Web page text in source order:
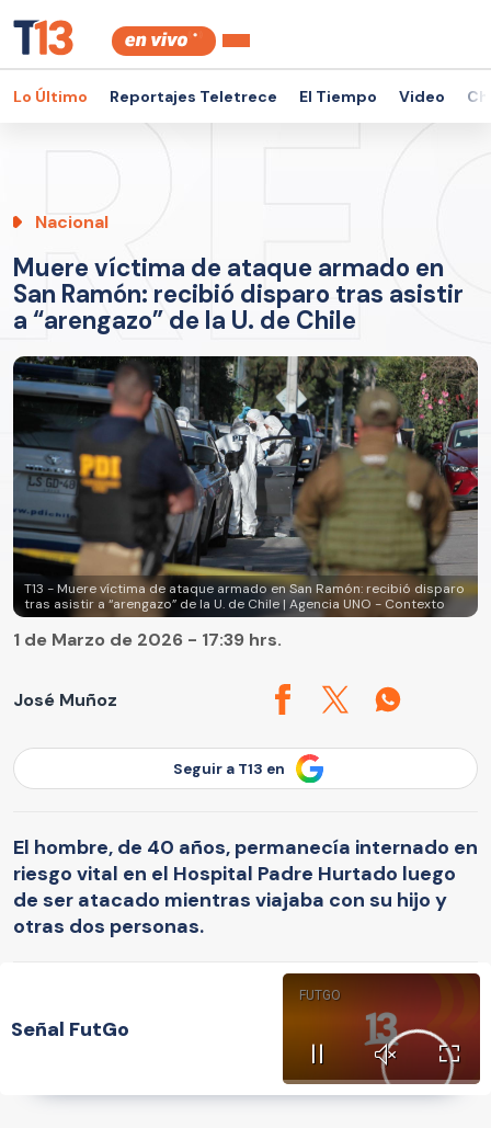
Lo Último Reportajes Teletrece El Tiempo Video
Nacional
Muere víctima de ataque armado en
San Ramón: recibió disparo tras asistir
a “arengazo” de la U. de Chile
T13 - Muere víctima de ataque armado en San Ramón: recibió disparo
tras asistir a “arengazo” de la U. de Chile | Agencia UNO - Contexto
José Muñoz
1 de Marzo de 2026 - 17:39 hrs.
Seguir a T13 en
El hombre, de 40 años, permanecía internado en
riesgo vital en el Hospital Padre Hurtado luego
de ser atacado mientras viajaba con su hijo y
otras dos personas.
Señal FutGo